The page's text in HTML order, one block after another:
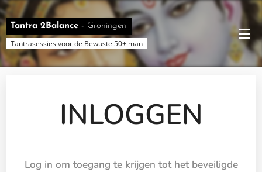
Tantra 2Balance - Groningen
Tantrasessies voor de Bewuste 50+ man
INLOGGEN
Log in om toegang te krijgen tot het beveiligde